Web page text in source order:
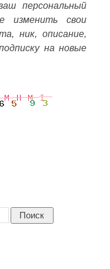
персональный
изменить свои
ник, описание,
на новые
Поиск